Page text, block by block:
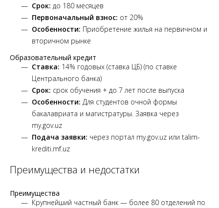
Срок: до 180 месяцев
Первоначальный взнос: от 20%
Особенности: Приобретение жилья на первичном и
вторичном рынке
Образовательный кредит
Ставка: 14% годовых (ставка ЦБ) (по ставке
Центрального банка)
Срок: срок обучения + до 7 лет после выпуска
Особенности: Для студентов очной формы
бакалавриата и магистратуры. Заявка через
my.gov.uz
Подача заявки: через портал my.gov.uz или talim-
krediti.mf.uz
Преимущества и недостатки
Преимущества
Крупнейший частный банк — более 80 отделений по